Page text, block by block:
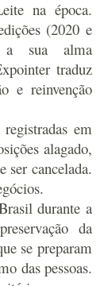
na época.
(2020 e
a sua alma
traduz
e reinvenção
em
alagado,
ser cancelada.
durante a
da
se preparam
das pessoas.